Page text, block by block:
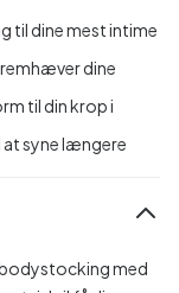
til dine mest intime
dine
til din krop i
at syne længere
med